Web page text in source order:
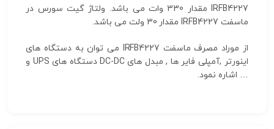
IRFB4227 مقدار 330 وات می باشد. ولتاژ گیت سورس در
ماسفت IRFB4227 مقدار 30 ولت می باشد.
از موراد مصرف ماسفت IRFB4227 می توان به دستگاه های
اینورتر ,آمپلی فایر ها , مبدل های DC-DC دستگاه های UPS و
… اشاره نمود.